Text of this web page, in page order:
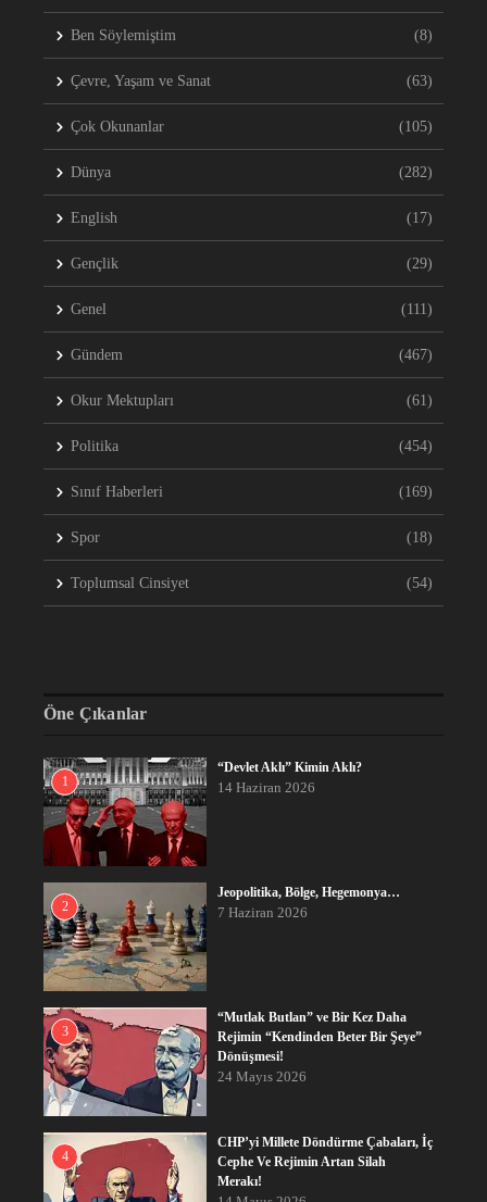
Ben Söylemiştim (8)
Çevre, Yaşam ve Sanat (63)
Çok Okunanlar (105)
Dünya (282)
English (17)
Gençlik (29)
Genel (111)
Gündem (467)
Okur Mektupları (61)
Politika (454)
Sınıf Haberleri (169)
Spor (18)
Toplumsal Cinsiyet (54)
Öne Çıkanlar
1
“Devlet Aklı” Kimin Aklı?
14 Haziran 2026
2
Jeopolitika, Bölge, Hegemonya…
7 Haziran 2026
3
“Mutlak Butlan” ve Bir Kez Daha
Rejimin “Kendinden Beter Bir Şeye”
Dönüşmesi!
24 Mayıs 2026
4
CHP’yi Millete Döndürme Çabaları, İç
Cephe Ve Rejimin Artan Silah
Merakı!